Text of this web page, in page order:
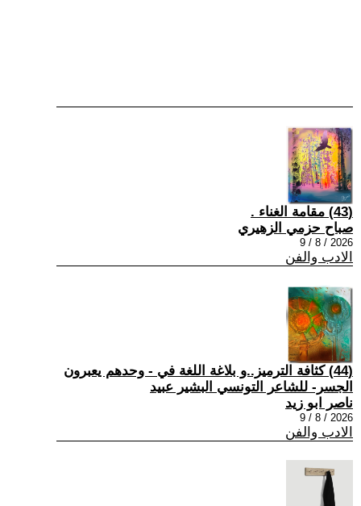
(43) مقامة الغناء .
صباح حزمي الزهيري
2026 / 8 / 9
الادب والفن
(44) كثافة الترميز..و بلاغة اللغة في - وحدهم يعبرون
الجسر- للشاعر التونسي البشير عبيد
ناصر ابو زيد
2026 / 8 / 9
الادب والفن